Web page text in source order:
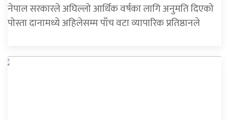
नेपाल सरकारले अघिल्लो आर्थिक वर्षका लागि अनुमति दिएको
पोस्ता दानामध्ये अहिलेसम्म पाँच वटा व्यापारिक प्रतिष्ठानले